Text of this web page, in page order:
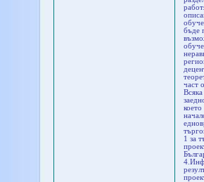
бъде
част
1 за